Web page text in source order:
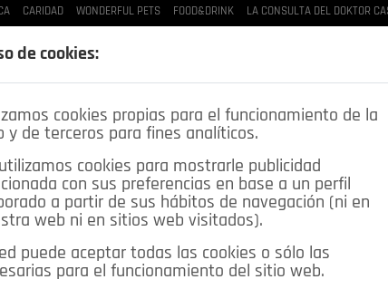
CARIDAD WONDERFUL PETS FOOD&DRINK LA CONSULTA DEL DOKTOR
BUENAS MANERAS
DEPORTES OPINIÓN IN SALUD 🔴 EN DIRECTO
de cookies:
cookies propias para el funcionamiento de la
y de terceros para fines analíticos.
cookies para mostrarle publicidad
con sus preferencias en base a un perfil
a partir de sus hábitos de navegación (ni en
web ni en sitios web visitados).
puede aceptar todas las cookies o sólo las
para el funcionamiento del sitio web.